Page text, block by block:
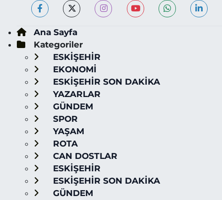
Ana Sayfa
Kategoriler
ESKİŞEHİR
EKONOMİ
ESKİŞEHİR SON DAKİKA
YAZARLAR
GÜNDEM
SPOR
YAŞAM
ROTA
CAN DOSTLAR
ESKİŞEHİR
ESKİŞEHİR SON DAKİKA
GÜNDEM